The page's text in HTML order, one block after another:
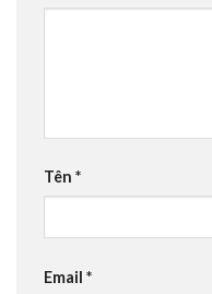
Tên *
Email *